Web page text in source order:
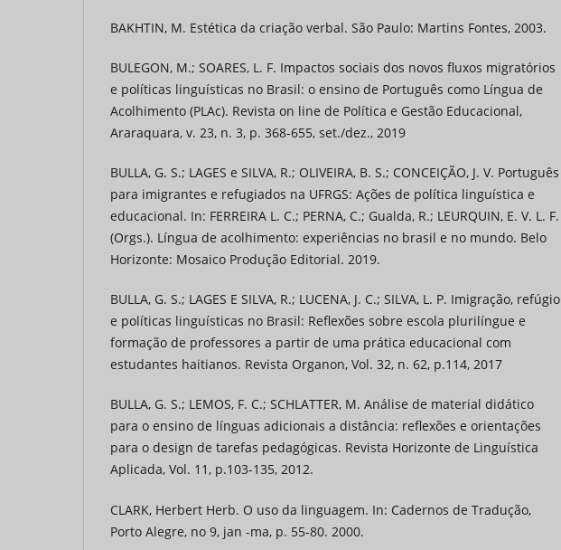
BAKHTIN, M. Estética da criação verbal. São Paulo: Martins Fontes, 2003.
BULEGON, M.; SOARES, L. F. Impactos sociais dos novos fluxos migratórios
e políticas linguísticas no Brasil: o ensino de Português como Língua de
Acolhimento (PLAc). Revista on line de Política e Gestão Educacional,
Araraquara, v. 23, n. 3, p. 368-655, set./dez., 2019
BULLA, G. S.; LAGES e SILVA, R.; OLIVEIRA, B. S.; CONCEIÇÃO, J. V. Português
para imigrantes e refugiados na UFRGS: Ações de política linguística e
educacional. In: FERREIRA L. C.; PERNA, C.; Gualda, R.; LEURQUIN, E. V. L. F.
(Orgs.). Língua de acolhimento: experiências no brasil e no mundo. Belo
Horizonte: Mosaico Produção Editorial. 2019.
BULLA, G. S.; LAGES E SILVA, R.; LUCENA, J. C.; SILVA, L. P. Imigração, refúgio
e políticas linguísticas no Brasil: Reflexões sobre escola plurilíngue e
formação de professores a partir de uma prática educacional com
estudantes haitianos. Revista Organon, Vol. 32, n. 62, p.114, 2017
BULLA, G. S.; LEMOS, F. C.; SCHLATTER, M. Análise de material didático
para o ensino de línguas adicionais a distância: reflexões e orientações
para o design de tarefas pedagógicas. Revista Horizonte de Linguística
Aplicada, Vol. 11, p.103-135, 2012.
CLARK, Herbert Herb. O uso da linguagem. In: Cadernos de Tradução,
Porto Alegre, no 9, jan -ma, p. 55-80. 2000.